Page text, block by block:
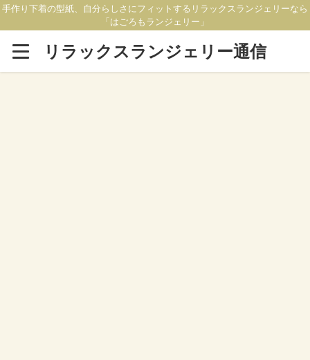
手作り下着の型紙、自分らしさにフィットするリラックスランジェリーなら
「はごろもランジェリー」
リラックスランジェリー通信